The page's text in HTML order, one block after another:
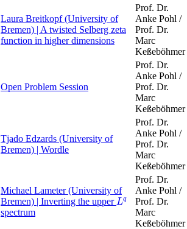
Laura Breitkopf (University of
Bremen) | A twisted Selberg zeta
function in higher dimensions
Prof. Dr.
Anke Pohl /
Prof. Dr.
Marc
Keßeböhmer
Open Problem Session
Prof. Dr.
Anke Pohl /
Prof. Dr.
Marc
Keßeböhmer
Tjado Edzards (University of
Bremen) | Wordle
Prof. Dr.
Anke Pohl /
Prof. Dr.
Marc
Keßeböhmer
Michael Lameter (University of
Bremen) | Inverting the upperLq
Lq
spectrum
Prof. Dr.
Anke Pohl /
Prof. Dr.
Marc
Keßeböhmer